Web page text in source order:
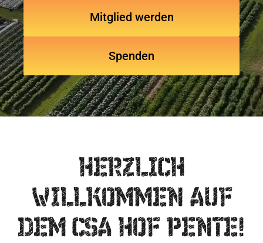
Mitglied werden
Spenden
HERZLICH
WILLKOMMEN AUF
DEM CSA HOF PENTE!